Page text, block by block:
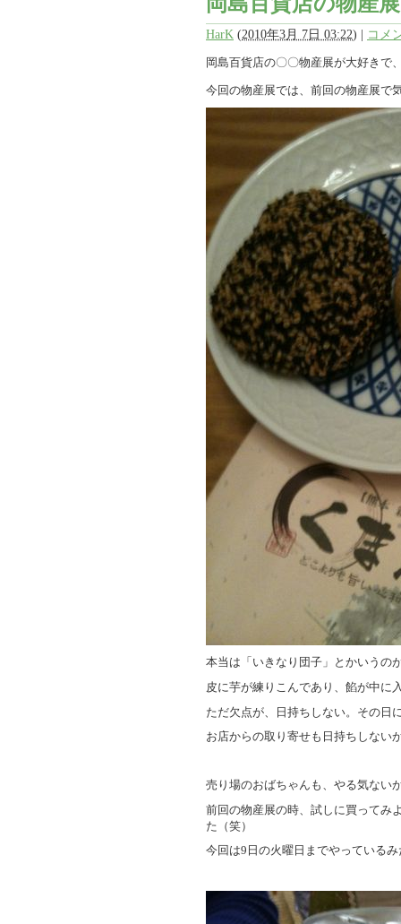
HarK (2010年3月 7日 03:22) | コメ
岡島百貨店の〇〇物産展が大好きで
今回の物産展では、前回の物産展で
本当は「いきなり団子」とかいうの
皮に芋が練りこんであり、餡が中に
ただ欠点が、日持ちしない。その日
お店からの取り寄せも日持ちしない
売り場のおばちゃんも、やる気ない
前回の物産展の時、試しに買ってみ
た（笑）
今回は9日の火曜日までやっている